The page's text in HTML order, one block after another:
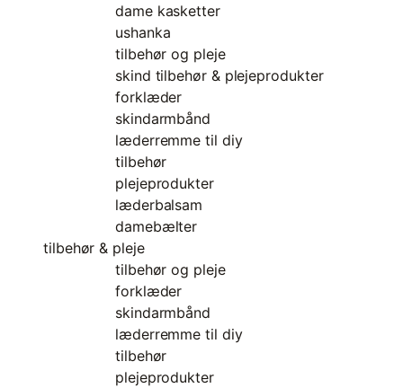
dame kasketter
ushanka
tilbehør og pleje
skind tilbehør & plejeprodukter
forklæder
skindarmbånd
læderremme til diy
tilbehør
plejeprodukter
læderbalsam
damebælter
tilbehør & pleje
tilbehør og pleje
forklæder
skindarmbånd
læderremme til diy
tilbehør
plejeprodukter